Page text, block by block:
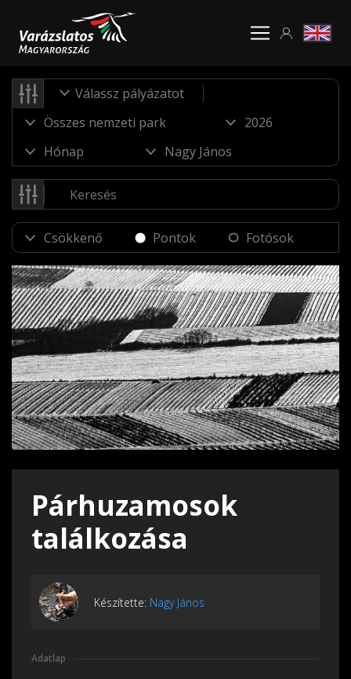
Válassz pályázatot
Pontok Fotósok
Párhuzamosok
találkozása
Készítette: Nagy János
Adatlap